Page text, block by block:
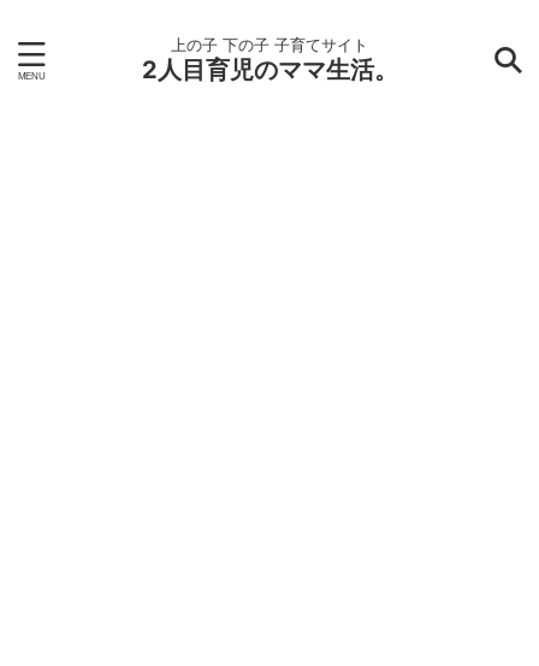
上の子 下の子 子育てサイト
2人目育児のママ生活。